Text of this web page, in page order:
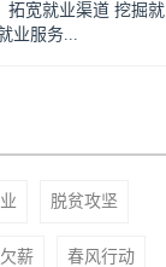
拓宽就业渠道 挖掘就
业服务...
脱贫攻坚
欠薪 春风行动